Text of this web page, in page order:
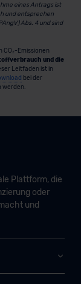
eines Antrags ist
und entsprechen
Abs. 4 und sind
Emissionen
und die
Leitfaden ist in
bei der
werden.
Plattform, die
oder
und